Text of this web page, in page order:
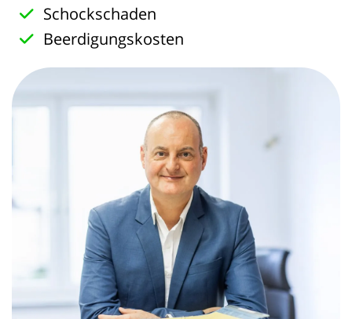
Schockschaden
Beerdigungskosten